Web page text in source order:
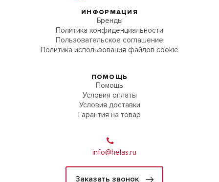
ИНФОРМАЦИЯ
Бренды
Политика конфиденциальности
Пользовательское соглашение
Политика использования файлов cookie
ПОМОЩЬ
Помощь
Условия оплаты
Условия доставки
Гарантия на товар
info@helas.ru
Заказать звонок